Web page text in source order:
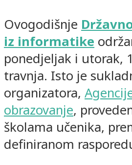
Ovogodišnje
iz informatike
ponedjeljak i utorak,
travnja. Isto je
organizatora,
obrazovanje,
školama učenika,
definiranom